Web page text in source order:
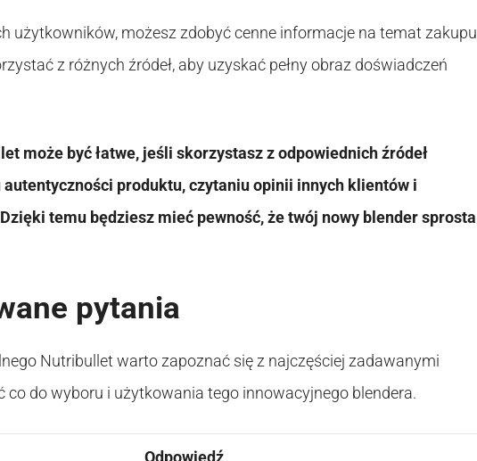
użytkowników, możesz zdobyć cenne informacje na temat zakupu
z różnych źródeł, aby uzyskać pełny obraz doświadczeń
może być łatwe, jeśli skorzystasz z odpowiednich źródeł
produktu, czytaniu opinii innych klientów i
temu będziesz mieć pewność, że twój nowy blender sprosta
pytania
Nutribullet warto zapoznać się z najczęściej zadawanymi
co do wyboru i użytkowania tego innowacyjnego blendera.